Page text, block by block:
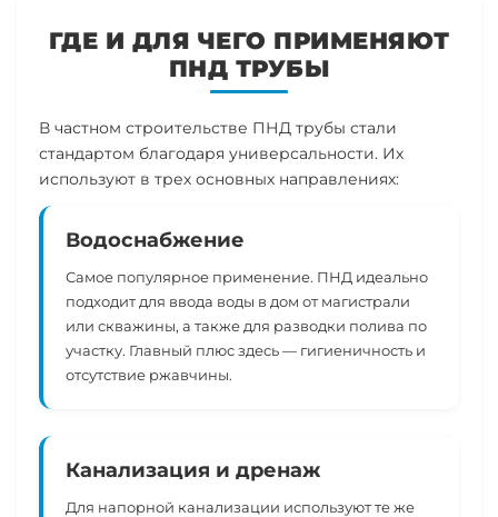
ГДЕ И ДЛЯ ЧЕГО ПРИМЕНЯЮТ
ПНД ТРУБЫ
В частном строительстве ПНД трубы стали
стандартом благодаря универсальности. Их
используют в трех основных направлениях:
Водоснабжение
Самое популярное применение. ПНД идеально
подходит для ввода воды в дом от магистрали
или скважины, а также для разводки полива по
участку. Главный плюс здесь — гигиеничность и
отсутствие ржавчины.
Канализация и дренаж
Для напорной канализации используют те же